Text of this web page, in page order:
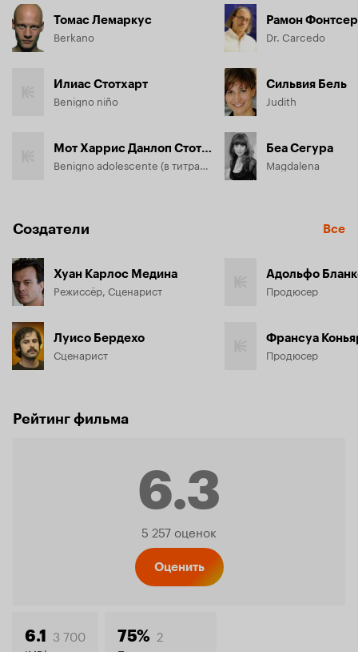
Томас Лемаркус
Berkano
Илиас Стотхарт
Benigno niño
Мот Харрис Данлоп Стотхарт
Рамон
Dr. Carcedo
Сильвия Бель
Judith
Беа Сегура
Magdalena
Создатели Все
Хуан Карлос Медина
Режиссёр, Сценарист
Луисо Бердехо
Сценарист
Адольфо
Продюсер
Франсуа
Продюсер
Рейтинг фильма
6.3
Рейтинг
5 257 оценок
Оценить
6.1 3 700 75% 2